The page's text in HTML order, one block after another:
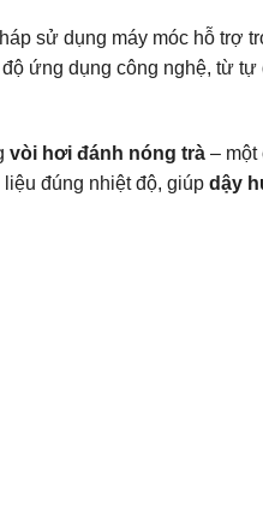
sử dụng máy móc hỗ trợ
ứng dụng công nghệ, từ
vòi hơi đánh nóng trà– một
đúng nhiệt độ, giúp dậy